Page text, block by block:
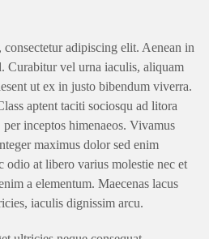
adipiscing elit. Aenean in
Curabitur vel urna iaculis, aliquam
ut ex in justo bibendum viverra.
aptent taciti sociosqu ad litora
inceptos himenaeos. Vivamus
maximus dolor sed enim
odio at libero varius molestie nec et
a elementum. Maecenas lacus
iaculis dignissim arcu.